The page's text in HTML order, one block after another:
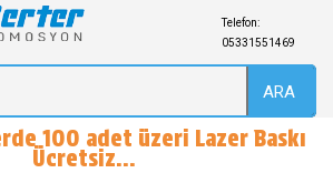
Telefon:
05331551469
ARA
100 adet üzeri Lazer Baskı
Ücretsiz...